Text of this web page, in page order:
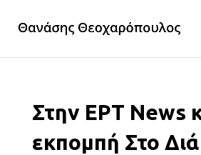
Στην ΕΡΤ News
εκπομπή Στο